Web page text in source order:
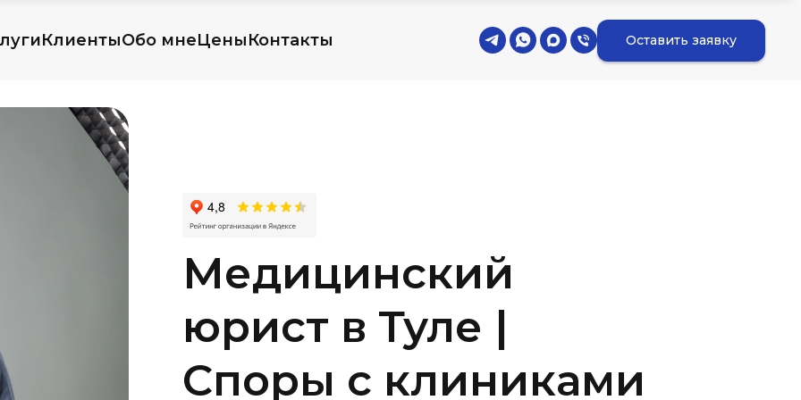
КлиентыОбо мнеЦеныКонтакты Оставить заявку
Медицинский
юрист в Туле |
Споры с клиниками